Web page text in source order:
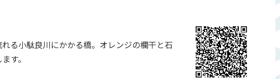
る小駄良川にかかる橋。オレンジの欄干と石
す。